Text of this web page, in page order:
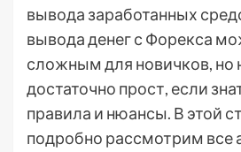
вывода заработанных
вывода денег с Форекса
сложным для новичков, но
достаточно прост, если
правила и нюансы. В этой
подробно рассмотрим все